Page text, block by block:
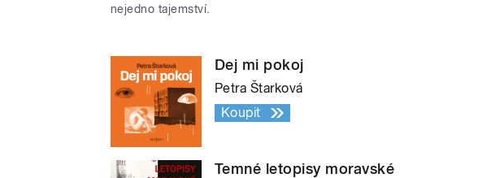
nejedno tajemství.
Dej mi pokoj
Petra Štarková
Koupit
Temné letopisy moravské